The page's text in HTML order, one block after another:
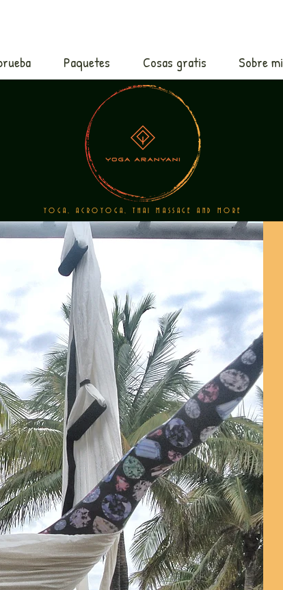
Paquetes Cosas gratis Sobre mi
YOGA, ACROYOGA, THAI MASSAGE AND MORE